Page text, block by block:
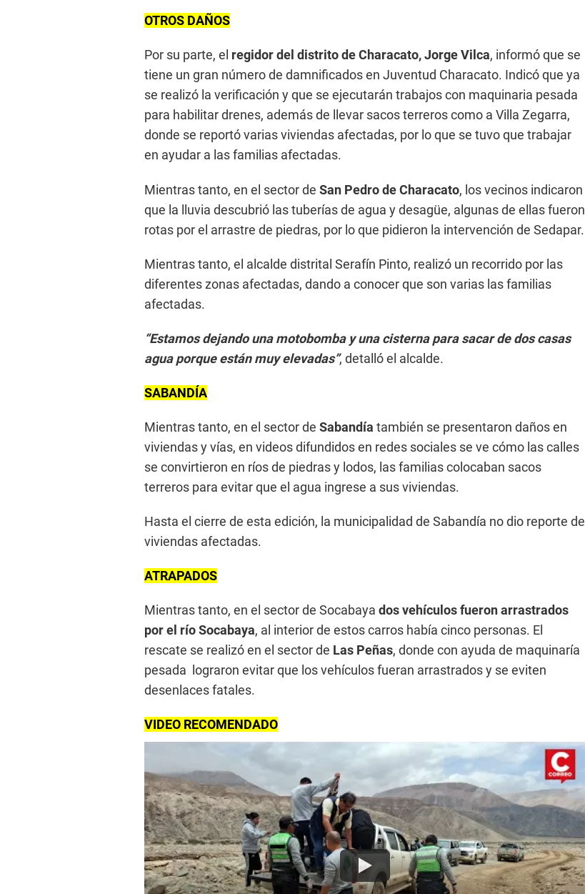
OTROS DAÑOS
Por su parte, el regidor del distrito de Characato, Jorge Vilca, informó que se
tiene un gran número de damnificados en Juventud Characato. Indicó que ya
se realizó la verificación y que se ejecutarán trabajos con maquinaria pesada
para habilitar drenes, además de llevar sacos terreros como a Villa Zegarra,
donde se reportó varias viviendas afectadas, por lo que se tuvo que trabajar
en ayudar a las familias afectadas.
Mientras tanto, en el sector de San Pedro de Characato, los vecinos indicaron
que la lluvia descubrió las tuberías de agua y desagüe, algunas de ellas fueron
rotas por el arrastre de piedras, por lo que pidieron la intervención de Sedapar.
Mientras tanto, el alcalde distrital Serafín Pinto, realizó un recorrido por las
diferentes zonas afectadas, dando a conocer que son varias las familias
afectadas.
“Estamos dejando una motobomba y una cisterna para sacar de dos casas
agua porque están muy elevadas”, detalló el alcalde.
SABANDÍA
Mientras tanto, en el sector de Sabandía también se presentaron daños en
viviendas y vías, en videos difundidos en redes sociales se ve cómo las calles
se convirtieron en ríos de piedras y lodos, las familias colocaban sacos
terreros para evitar que el agua ingrese a sus viviendas.
Hasta el cierre de esta edición, la municipalidad de Sabandía no dio reporte de
viviendas afectadas.
ATRAPADOS
Mientras tanto, en el sector de Socabaya dos vehículos fueron arrastrados
por el río Socabaya, al interior de estos carros había cinco personas. El
rescate se realizó en el sector de Las Peñas, donde con ayuda de maquinaría
pesada lograron evitar que los vehículos fueran arrastrados y se eviten
desenlaces fatales.
VIDEO RECOMENDADO